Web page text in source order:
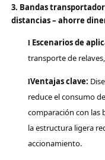
3. Bandas
distancias – ahorre
l Escenarios de
transporte de
lVentajas clave:
reduce el consumo
comparación con las
la estructura ligera
accionamiento.